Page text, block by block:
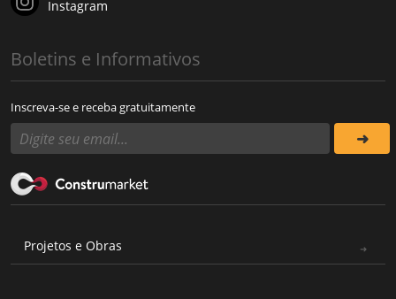
Instagram
Boletins e Informativos
Inscreva-se e receba gratuitamente
Projetos e Obras